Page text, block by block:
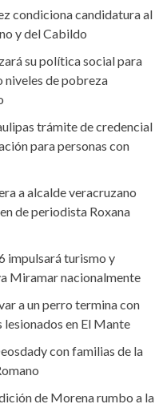
condiciona candidatura al
y del Cabildo
su política social para
niveles de pobreza
trámite de credencial
para personas con
a alcalde veracruzano
de periodista Roxana
impulsará turismo y
Miramar nacionalmente
a un perro termina con
en El Mante
con familias de la
de Morena rumbo a la